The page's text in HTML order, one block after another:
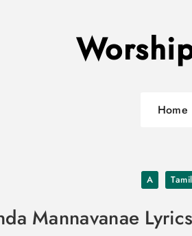
Home
A Tamil
Mannavanae